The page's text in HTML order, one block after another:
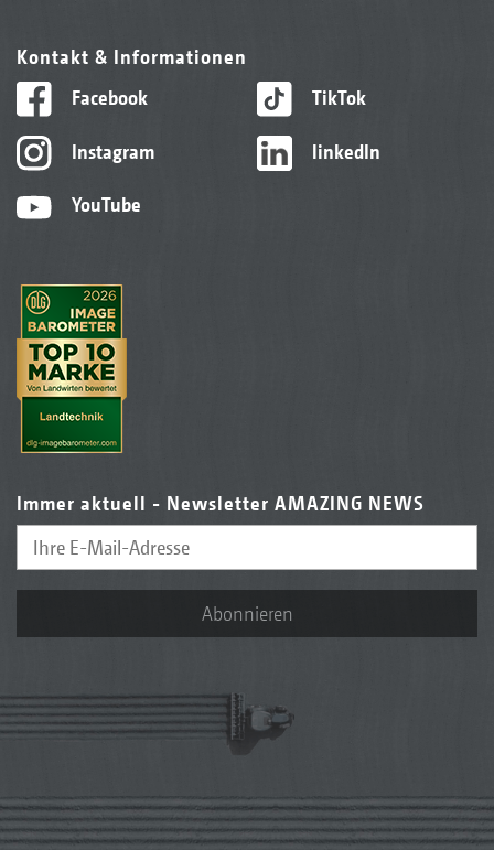
Kontakt & Informationen
Facebook
Instagram
YouTube
TikTok
linkedIn
Immer aktuell - Newsletter AMAZING NEWS
Abonnieren